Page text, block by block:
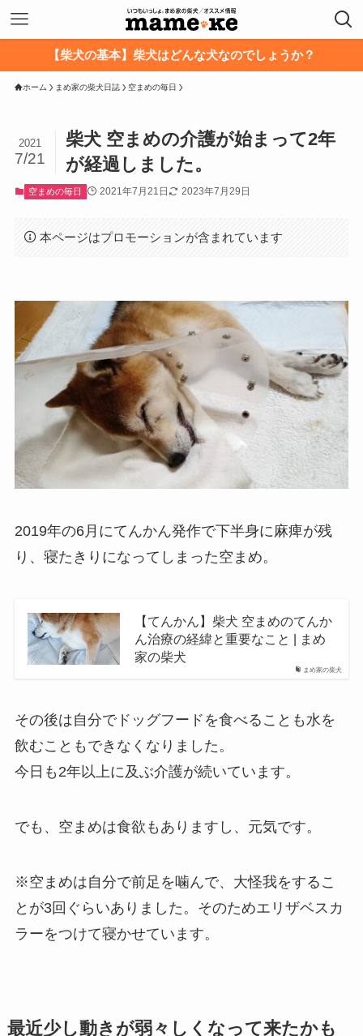
【柴犬の基本】柴犬はどんな犬なのでしょうか？
ホーム まめ家の柴犬日誌 空まめの毎日
柴犬 空まめの介護が始まって2年
が経過しました。
2021
7/21
空まめの毎日 2021年7月21日 2023年7月29日
本ページはプロモーションが含まれています
2019年の6月にてんかん発作で下半身に麻痺が残
り、寝たきりになってしまった空まめ。
まめ家の柴犬
【てんかん】柴犬 空まめのてんか
ん治療の経緯と重要なこと | まめ
家の柴犬
その後は自分でドッグフードを食べることも水を
飲むこともできなくなりました。
今日も2年以上に及ぶ介護が続いています。
でも、空まめは食欲もありますし、元気です。
※空まめは自分で前足を噛んで、大怪我をするこ
とが3回ぐらいありました。そのためエリザベスカ
ラーをつけて寝かせています。
最近少し動きが弱々しくなって来たかも